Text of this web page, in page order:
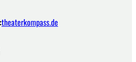
theaterkompass.de